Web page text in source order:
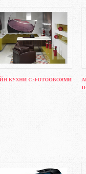
КУХНИ С ФОТООБОЯМИ